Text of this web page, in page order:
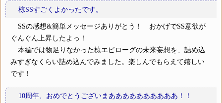
椋SSすごくよかったです。
SSの感想&簡単メッセージありがとう！ おかげでSS意欲が
ぐんぐん上昇したよっ！
本編では物足りなかった椋エピローグの未来妄想を、詰め込
みすぎなくらい詰め込んでみました。楽しんでもらえて嬉しい
です！
10周年、おめでとうございまああああああああああ！！